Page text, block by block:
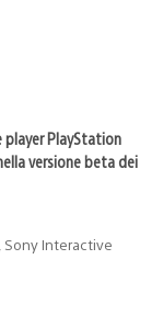
PlayStation
versione beta dei
Interactive